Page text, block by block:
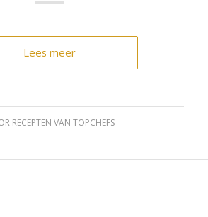
Lees meer
RECEPTEN VAN TOPCHEFS